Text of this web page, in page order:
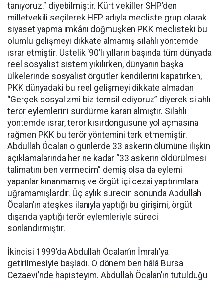
tanıyoruz.” diyebilmiştir. Kürt vekiller SHP’den
milletvekili seçilerek HEP adıyla mecliste grup olarak
siyaset yapma imkânı doğmuşken PKK meclisteki bu
olumlu gelişmeyi dikkate almamış silahlı yöntemde
ısrar etmiştir. Üstelik ’90’lı yılların başında tüm dünyada
reel sosyalist sistem yıkılırken, dünyanın başka
ülkelerinde sosyalist örgütler kendilerini kapatırken,
PKK dünyadaki bu reel gelişmeyi dikkate almadan
“Gerçek sosyalizmi biz temsil ediyoruz” diyerek silahlı
terör eylemlerini sürdürme kararı almıştır. Silahlı
yöntemde ısrar, terör kısırdöngüsüne yol açmasına
rağmen PKK bu terör yöntemini terk etmemiştir.
Abdullah Öcalan o günlerde 33 askerin ölümüne ilişkin
açıklamalarında her ne kadar “33 askerin öldürülmesi
talimatını ben vermedim” demiş olsa da eylemi
yapanlar kınanmamış ve örgüt içi cezai yaptırımlara
uğramamışlardır. Üç aylık sürecin sonunda Abdullah
Öcalan’ın ateşkes ilanıyla yaptığı bu girişimi, örgüt
dışarıda yaptığı terör eylemleriyle süreci
sonlandırmıştır.
İkincisi 1999’da Abdullah Öcalan’ın İmralı’ya
getirilmesiyle başladı. O dönem ben hâlâ Bursa
Cezaevi’nde hapisteyim. Abdullah Öcalan’ın tutulduğu